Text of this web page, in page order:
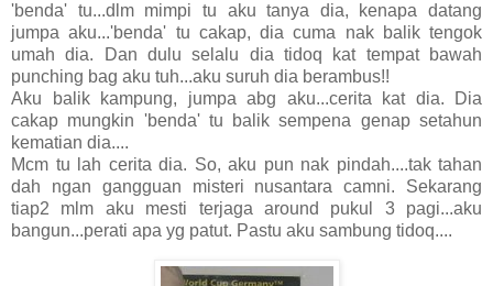
'benda' tu...dlm mimpi tu aku tanya dia, kenapa datang
jumpa aku...'benda' tu cakap, dia cuma nak balik tengok
umah dia. Dan dulu selalu dia tidoq kat tempat bawah
punching bag aku tuh...aku suruh dia berambus!!
Aku balik kampung, jumpa abg aku...cerita kat dia. Dia
cakap mungkin 'benda' tu balik sempena genap setahun
kematian dia....
Mcm tu lah cerita dia. So, aku pun nak pindah....tak tahan
dah ngan gangguan misteri nusantara camni. Sekarang
tiap2 mlm aku mesti terjaga around pukul 3 pagi...aku
bangun...perati apa yg patut. Pastu aku sambung tidoq....